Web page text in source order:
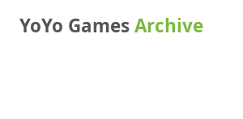
YoYo GamesArchive